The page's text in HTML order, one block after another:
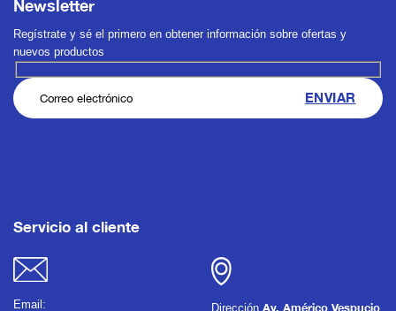
Newsletter
Regístrate y sé el primero en obtener información sobre ofertas y
nuevos productos
Servicio al cliente
Email: Dirección Av. Américo Vespucio